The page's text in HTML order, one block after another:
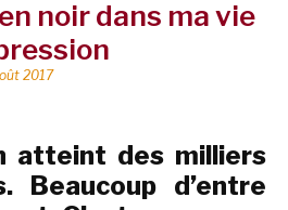
noir dans ma vie
2017
atteint des milliers
Beaucoup d’entre